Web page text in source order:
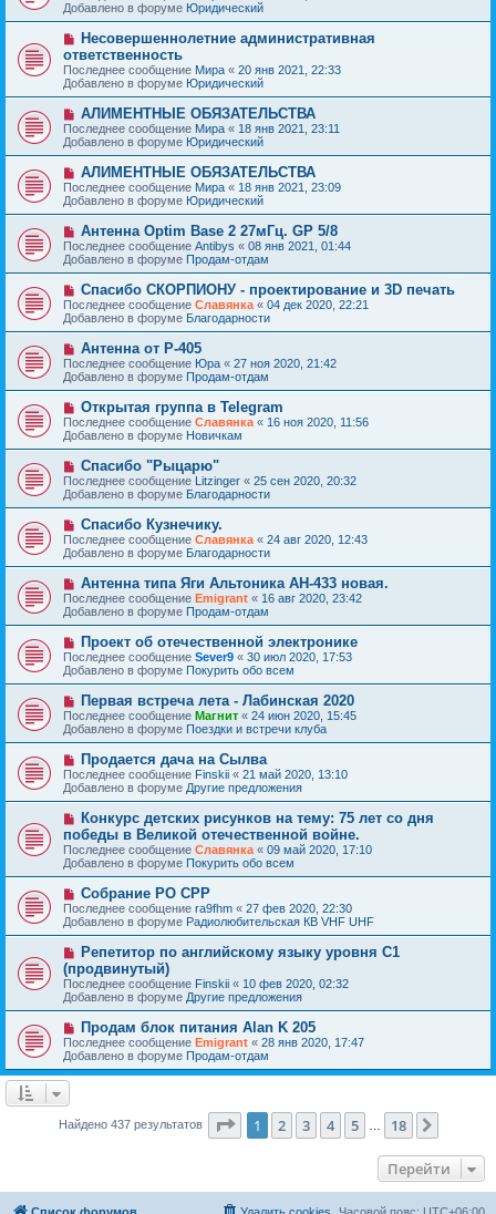
н
и
е
о
б
щ
е
н
и
е
в
о
е
с
о
о
б
щ
н
и
е
Добавлено в форуме Юридический
Н
в
о
е
с
о
о
б
щ
н
и
е
Несовершеннолетние административная
ответственность
Последнее сообщение Мира « 20 янв 2021, 22:33
Добавлено в форуме Юридический
Н
о
в
о
с
о
о
б
щ
е
н
и
е
АЛИМЕНТНЫЕ ОБЯЗАТЕЛЬСТВА
Последнее сообщение Мира « 18 янв 2021, 23:11
Добавлено в форуме Юридический
Н
о
в
о
с
о
о
б
щ
е
н
и
АЛИМЕНТНЫЕ ОБЯЗАТЕЛЬСТВА
Последнее сообщение Мира « 18 янв 2021, 23:09
Добавлено в форуме Юридический
Н
о
в
о
с
о
о
б
щ
е
н
и
е
Антенна Optim Base 2 27мГц. GP 5/8
Последнее сообщение Antibys « 08 янв 2021, 01:44
Добавлено в форуме Продам-отдам
Н
о
в
о
с
о
о
б
щ
е
н
и
е
Спасибо СКОРПИОНУ - проектирование и 3D печать
Последнее сообщение Славянка « 04 дек 2020, 22:21
Добавлено в форуме Благодарности
Н
о
в
о
с
о
о
б
щ
е
н
и
е
Антенна от Р-405
Последнее сообщение Юра « 27 ноя 2020, 21:42
Добавлено в форуме Продам-отдам
Н
о
в
о
с
о
о
б
щ
е
н
и
Открытая группа в Telegram
Последнее сообщение Славянка « 16 ноя 2020, 11:56
Добавлено в форуме Новичкам
Н
о
в
о
с
о
о
б
щ
е
н
и
е
Спасибо "Рыцарю"
Последнее сообщение Litzinger « 25 сен 2020, 20:32
Добавлено в форуме Благодарности
Н
о
в
о
с
о
о
б
щ
е
н
и
е
Спасибо Кузнечику.
Последнее сообщение Славянка « 24 авг 2020, 12:43
Добавлено в форуме Благодарности
Н
о
в
о
е
с
о
о
б
щ
е
н
и
е
Антенна типа Яги Альтоника АН-433 новая.
Последнее сообщение Emigrant « 16 авг 2020, 23:42
Добавлено в форуме Продам-отдам
Н
о
в
о
е
с
о
о
б
щ
е
н
и
е
Проект об отечественной электронике
Последнее сообщение Sever9 « 30 июл 2020, 17:53
Добавлено в форуме Покурить обо всем
Н
о
в
о
е
с
о
о
б
щ
е
н
и
е
Первая встреча лета - Лабинская 2020
Последнее сообщение Магнит « 24 июн 2020, 15:45
Добавлено в форуме Поездки и встречи клуба
Н
о
в
о
е
с
о
о
б
щ
е
и
е
Продается дача на Сылва
Последнее сообщение Finskii « 21 май 2020, 13:10
Добавлено в форуме Другие предложения
Н
о
в
о
е
с
о
о
б
щ
е
н
и
е
Конкурс детских рисунков на тему: 75 лет со дня
победы в Великой отечественной войне.
Последнее сообщение Славянка « 09 май 2020, 17:10
Добавлено в форуме Покурить обо всем
Н
о
в
о
е
с
о
о
б
щ
е
н
и
е
Собрание РО СРР
Последнее сообщение ra9fhm « 27 фев 2020, 22:30
Добавлено в форуме Радиолюбительская КВ VHF UHF
Н
в
о
е
с
о
б
щ
е
Репетитор по английскому языку уровня С1
(продвинутый)
Последнее сообщение Finskii « 10 фев 2020, 02:32
Добавлено в форуме Другие предложения
Н
о
в
о
е
о
б
Продам блок питания Alan K 205
Последнее сообщение Emigrant « 28 янв 2020, 17:47
Добавлено в форуме Продам-отдам
Найдено 437 результатов Страница из 18
1 2 3 4 5 18
Перейти
Список форумов Часовой пояс: UTC+06:00
Удалить cookies